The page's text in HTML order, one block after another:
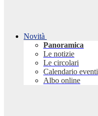
Novità
Panoramica
Le notizie
Le circolari
Calendario eventi
Albo online